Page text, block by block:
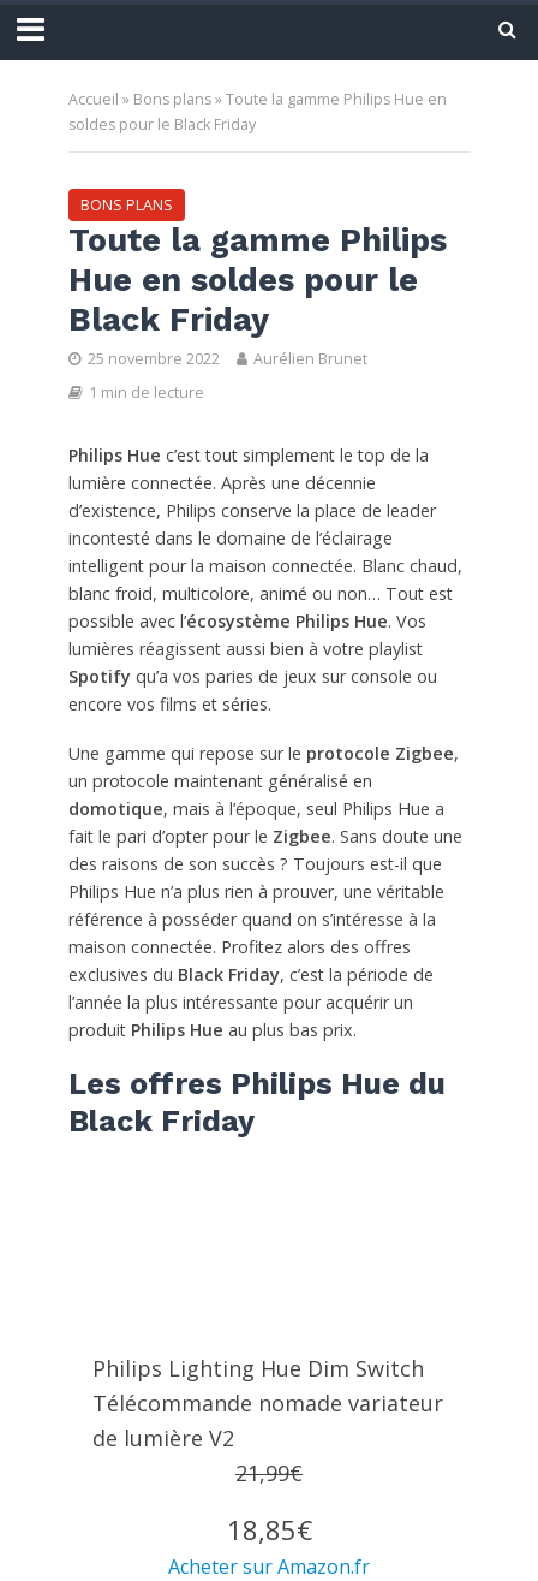
Accueil » Bons plans»Toute la gamme Philips Hue en
soldes pour le Black Friday
BONS PLANS
Toute la gamme Philips
Hue en soldes pour le
Black Friday
25 novembre 2022
Aurélien Brunet
1 min de lecture
Philips Hue c’est tout simplement le top de la
lumière connectée. Après une décennie
d’existence, Philips conserve la place de leader
incontesté dans le domaine de l’éclairage
intelligent pour la maison connectée. Blanc chaud,
blanc froid, multicolore, animé ou non… Tout est
possible avec l’écosystème Philips Hue. Vos
lumières réagissent aussi bien à votre playlist
Spotifyqu’a vos paries de jeux sur console ou
encore vos films et séries.
Une gamme qui repose sur le protocole Zigbee,
un protocole maintenant généralisé en
domotique, mais à l’époque, seul Philips Hue a
fait le pari d’opter pour le Zigbee. Sans doute une
des raisons de son succès ? Toujours est-il que
Philips Hue n’a plus rien à prouver, une véritable
référence à posséder quand on s’intéresse à la
maison connectée. Profitez alors des offres
exclusives du Black Friday, c’est la période de
l’année la plus intéressante pour acquérir un
produit Philips Hue au plus bas prix.
Les offres Philips Hue du
Black Friday
Philips Lighting Hue Dim Switch
Télécommande nomade variateur
de lumière V2
21,99€
18,85€
Acheter sur Amazon.fr